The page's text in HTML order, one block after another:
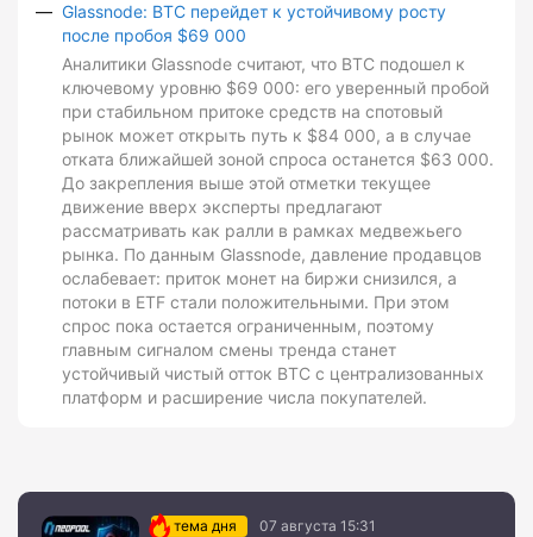
Glassnode: BTC перейдет к устойчивому росту
после пробоя $69 000
Аналитики Glassnode считают, что BTC подошел к
ключевому уровню $69 000: его уверенный пробой
при стабильном притоке средств на спотовый
рынок может открыть путь к $84 000, а в случае
отката ближайшей зоной спроса останется $63 000.
До закрепления выше этой отметки текущее
движение вверх эксперты предлагают
рассматривать как ралли в рамках медвежьего
рынка. По данным Glassnode, давление продавцов
ослабевает: приток монет на биржи снизился, а
потоки в ETF стали положительными. При этом
спрос пока остается ограниченным, поэтому
главным сигналом смены тренда станет
устойчивый чистый отток BTC с централизованных
платформ и расширение числа покупателей.
тема дня 07 августа 15:31